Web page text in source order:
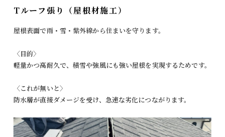
Tルーフ張り（屋根材施工）
屋根表面で雨・雪・紫外線から住まいを守ります。
〈目的〉
軽量かつ高耐久で、積雪や強風にも強い屋根を実現するためです。
〈これが無いと〉
防水層が直接ダメージを受け、急速な劣化につながります。